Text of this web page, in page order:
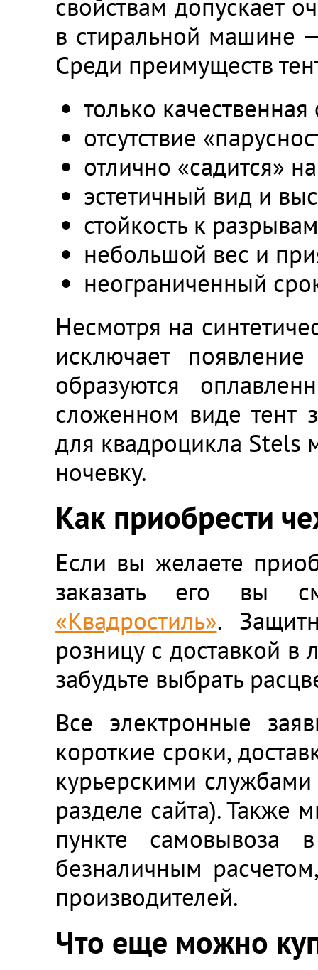
в стиральной машине
Среди преимуществ
только
отсутствие
отлично «садится»
эстетичный вид и
стойкость к
небольшой вес и
неограниченный
Несмотря на
исключает
образуются
сложенном виде тент
для квадроцикла
ночевку.
Как приобрести
Если вы желаете
заказать его вы
«Квадростиль».
розницу с доставкой
забудьте выбрать
Все электронные
короткие сроки,
курьерскими
разделе сайта). Также
пункте самовывоза
безналичным
производителей.
Что еще можно